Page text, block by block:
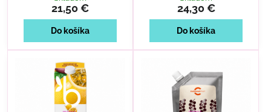
21,50 €
Do košíka
24,30 €
Do košíka